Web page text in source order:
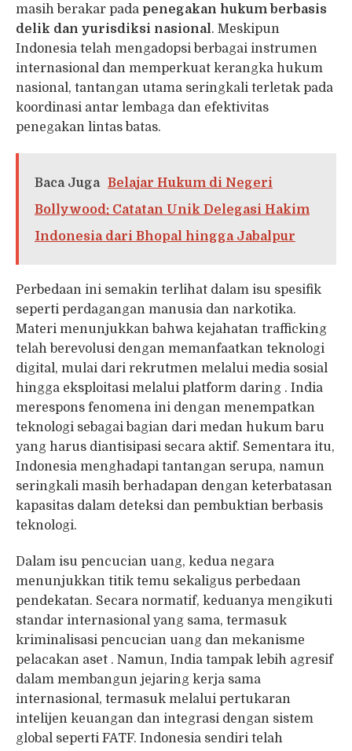
masih berakar pada penegakan hukum berbasis
delik dan yurisdiksi nasional. Meskipun
Indonesia telah mengadopsi berbagai instrumen
internasional dan memperkuat kerangka hukum
nasional, tantangan utama seringkali terletak pada
koordinasi antar lembaga dan efektivitas
penegakan lintas batas.
Baca Juga Belajar Hukum di Negeri
Bollywood: Catatan Unik Delegasi Hakim
Indonesia dari Bhopal hingga Jabalpur
Perbedaan ini semakin terlihat dalam isu spesifik
seperti perdagangan manusia dan narkotika.
Materi menunjukkan bahwa kejahatan trafficking
telah berevolusi dengan memanfaatkan teknologi
digital, mulai dari rekrutmen melalui media sosial
hingga eksploitasi melalui platform daring . India
merespons fenomena ini dengan menempatkan
teknologi sebagai bagian dari medan hukum baru
yang harus diantisipasi secara aktif. Sementara itu,
Indonesia menghadapi tantangan serupa, namun
seringkali masih berhadapan dengan keterbatasan
kapasitas dalam deteksi dan pembuktian berbasis
teknologi.
Dalam isu pencucian uang, kedua negara
menunjukkan titik temu sekaligus perbedaan
pendekatan. Secara normatif, keduanya mengikuti
standar internasional yang sama, termasuk
kriminalisasi pencucian uang dan mekanisme
pelacakan aset . Namun, India tampak lebih agresif
dalam membangun jejaring kerja sama
internasional, termasuk melalui pertukaran
intelijen keuangan dan integrasi dengan sistem
global seperti FATF. Indonesia sendiri telah